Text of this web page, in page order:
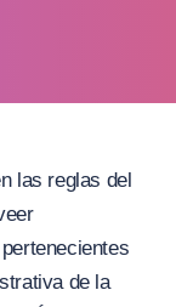
las reglas del
de la